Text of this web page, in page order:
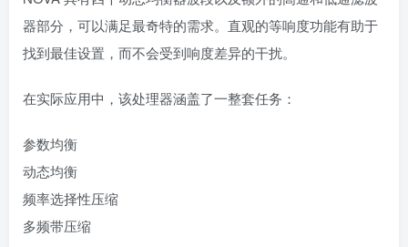
器部分，可以满足最奇特的需求。直观的等响度功能有助于
找到最佳设置，而不会受到响度差异的干扰。
在实际应用中，该处理器涵盖了一整套任务：
参数均衡
动态均衡
频率选择性压缩
多频带压缩